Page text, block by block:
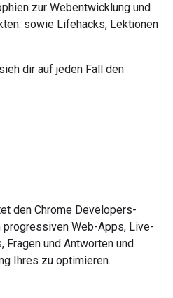
zur Webentwicklung und
sowie Lifehacks, Lektionen
dir auf jeden Fall den
den Chrome Developers-
progressiven Web-Apps, Live-
und Antworten und
Ihres zu optimieren.